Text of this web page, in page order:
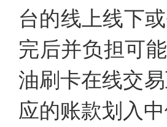
台的线上线下
完后并负担可
油刷卡在线交
应的账款划入